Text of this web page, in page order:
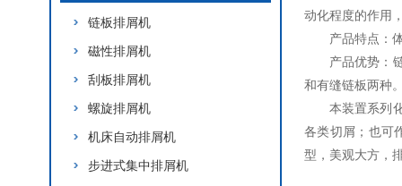
链板排屑机
磁性排屑机
刮板排屑机
螺旋排屑机
机床自动排屑机
步进式集中排屑机
动化程度的作用
产品特点：
产品优势：
和有缝链板两种
本装置系列
各类切屑；也可
型，美观大方，